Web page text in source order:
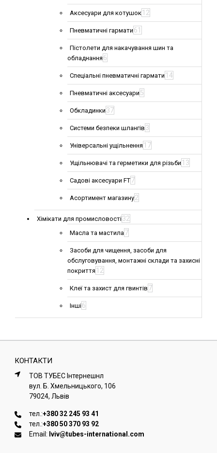
Аксесуари для котушок 12
Пневматичні гармати 61
Пістолети для накачування шин та
обладнання 6
Спеціальні пневматичні гармати 14
Пневматичні аксесуари 5
Обкладинки 37
Системи безпеки шлангів 3
Універсальні ущільнення 17
Ущільнювачі та герметики для різьби 13
Садові аксесуари FT7
Асортимент магазину2
Хімікати для промисловості32
Масла та мастила7
Засоби для чищення, засоби для
обслуговування, монтажні склади та захисні
покриття 12
Клеї та захист для гвинтів 7
Інші6
КОНТАКТИ
ТОВ ТУБЕС Iнтернешнл
вул. Б. Хмельницького, 106
79024, Львiв
тел.:+380 32 245 93 41
тел.:+380 50 370 93 92
Email: lviv@tubes-international.com